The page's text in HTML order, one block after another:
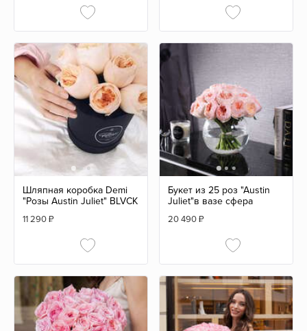
Шляпная коробка Demi
"Розы Austin Juliet" BLVCK
11 290₽
Букет из 25 роз "Austin
Juliet"в вазе сфера
20 490₽